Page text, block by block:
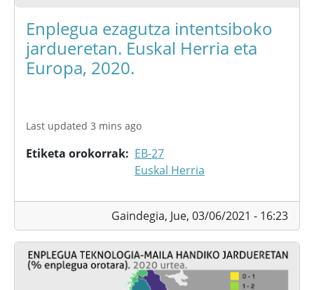
Enplegua ezagutza intentsiboko
jardueretan. Euskal Herria eta
Europa, 2020.
Last updated 3 mins ago
Etiketa orokorrak
EB-27
Euskal Herria
Gaindegia, Jue, 03/06/2021 - 16:23